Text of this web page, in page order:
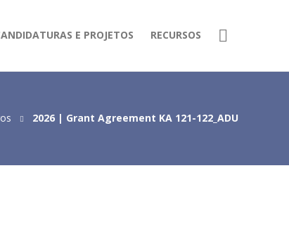
E PROJETOS RECURSOS
2026 | Grant Agreement KA 121-122_ADU